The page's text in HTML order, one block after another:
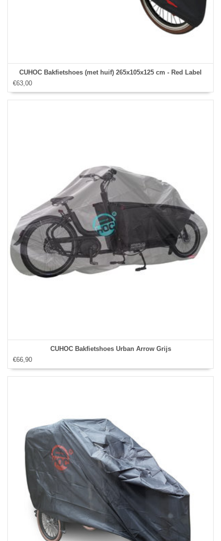
CUHOC Bakfietshoes (met huif) 265x105x125 cm - Red Label
€63,00
CUHOC Bakfietshoes Urban Arrow Grijs
€66,90